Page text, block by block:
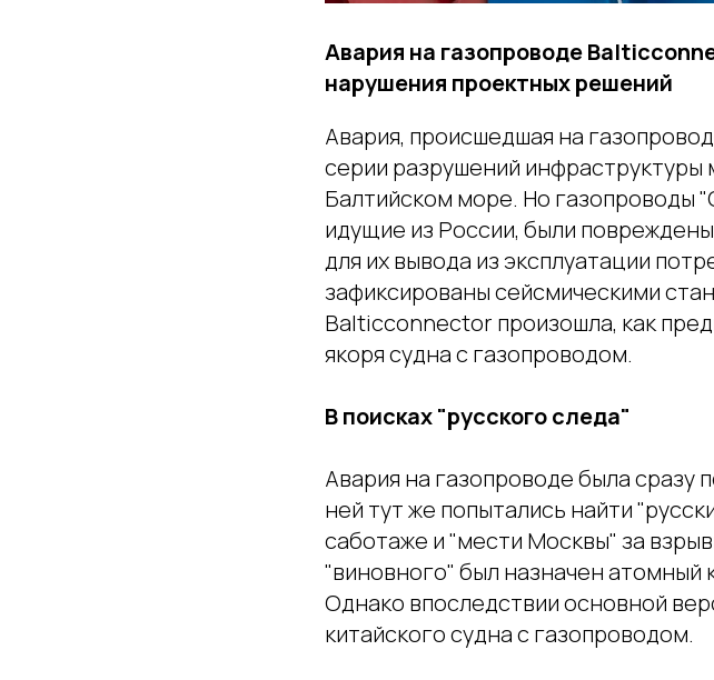
Авария на газопроводе
нарушения проектных решений
Авария, происшедшая на
серии разрушений инфраструктуры
Балтийском море. Но газопроводы
идущие из России, были
для их вывода из эксплуатации
зафиксированы сейсмическими
Balticconnector произошла, как
якоря судна с газопроводом.
В поисках "русского следа"
Авария на газопроводе была сразу
ней тут же попытались найти
саботаже и "мести Москвы" за
"виновного" был назначен атомный
Однако впоследствии основной
китайского судна с газопроводом.